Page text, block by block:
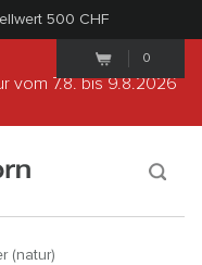
500 CHF
0
vom 7.8.bis 9.8.2026
(natur)